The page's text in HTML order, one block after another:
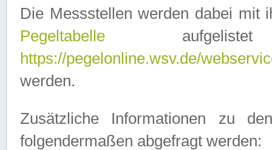
Die Messstellen werden dabei mit
Pegeltabelle
https://pegelonline.wsv.de/
werden.
Zusätzliche Informationen zu
folgendermaßen abgefragt werden: